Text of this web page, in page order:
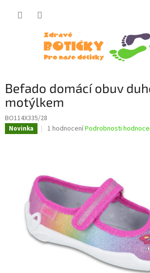
Befado domácí obuv
motýlkem
BO114X335/28
Novinka
Průměrné
z
5
hvězdiček.
1 hodnoceníPodrobnosti